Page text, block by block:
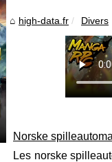
high-data.fr Divers
Norske
Les norske